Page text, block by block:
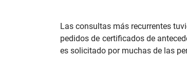
Las consultas más recurrentes
pedidos de certificados de
es solicitado por muchas de las